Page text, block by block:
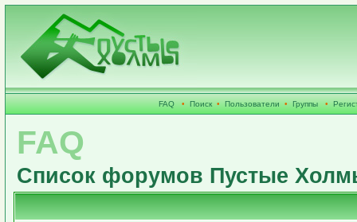
FAQ • Поиск • Пользователи • Группы •
FAQ
Список форумов Пустые